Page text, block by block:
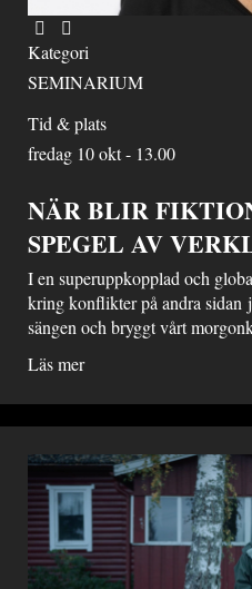
Kategori
SEMINARIUM
Tid & plats
fredag 10 okt - 13.00
NÄR BLIR
SPEGEL AV
I en superuppkopplad och
kring konflikter på andra sidan
sängen och bryggt vårt
Läs mer